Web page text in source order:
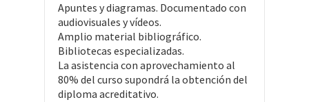
Apuntes y diagramas. Documentado con
audiovisuales y vídeos.
Amplio material bibliográfico.
Bibliotecas especializadas.
La asistencia con aprovechamiento al
80% del curso supondrá la obtención del
diploma acreditativo.